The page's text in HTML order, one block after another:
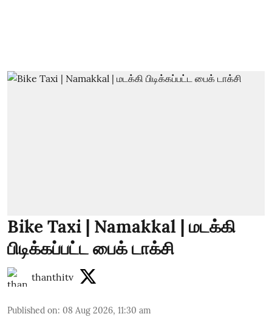
Bike Taxi | Namakkal | மடக்கி
பிடிக்கப்பட்ட பைக் டாக்சி
thanthitv
Published on: 08 Aug 2026, 11:30 am